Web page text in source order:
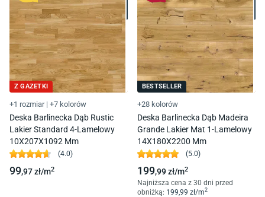
Z GAZETKI
+1 rozmiar | +7 kolorów
Deska Barlinecka Dąb Rustic
Lakier Standard 4-Lamelowy
10X207X1092 Mm
(4.0)
99,97zł/m2
BESTSELLER
+28 kolorów
Deska Barlinecka Dąb Madeira
Grande Lakier Mat 1-Lamelowy
14X180X2200 Mm
(5.0)
199,99zł/m2
Najniższa cena z 30 dni przed
obniżką: 199,99 zł/m2